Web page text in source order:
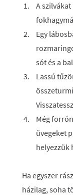
A
Egy
sót és a
Lassú
Még
üvegeket
helyezzük
Ha egyszer
házilag, soha